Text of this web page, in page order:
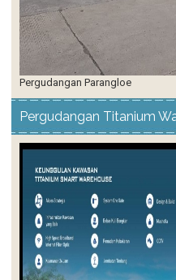
Pergudangan Parangloe
Pergudangan Titanium